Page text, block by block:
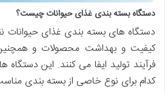
دستگاه بسته بندی غذای حیوانات چیست؟
دستگاه های بسته بندی غذای
کیفیت و بهداشت محصولات و
فرآیند تولید ایفا می کنند. این دستگاه
کدام برای نوع خاصی از بسته بندی